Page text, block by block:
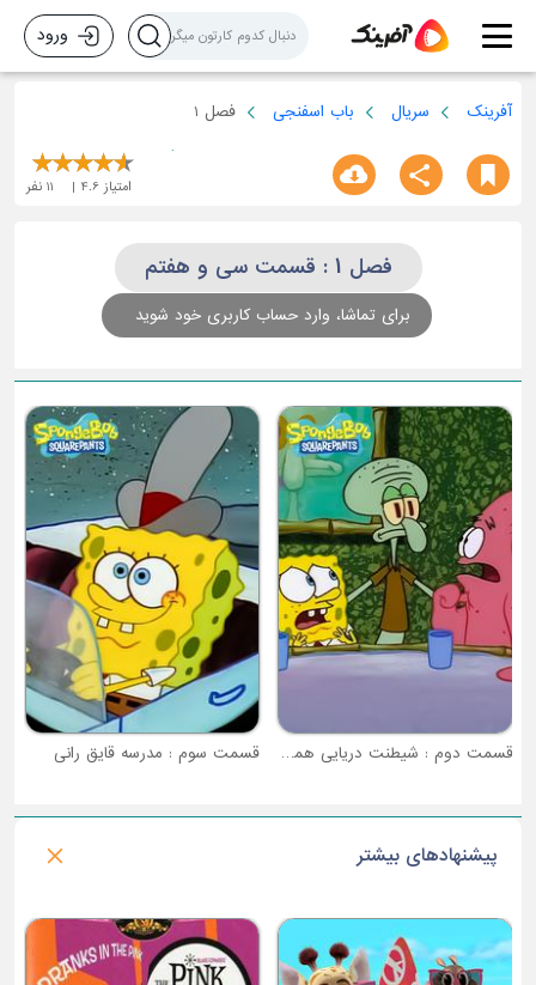
ورود
آفرینک سریال باب اسفنجی فصل 1
امتیاز 4.6
11 نفر
فصل 1 : قسمت سی و هفتم
برای تماشا، وارد حساب کاربری خود شوید
قسمت دوم : شیطنت دریایی همسایه ها قسمت سوم : مدرسه قایق رانی
پیشنهادهای بیشتر